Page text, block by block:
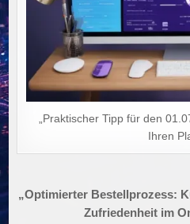
„Praktischer Tipp für den
Ihren
„Optimierter Bestellprozess:
Zufriedenheit im